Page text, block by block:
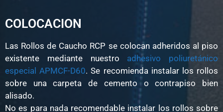
COLOCACION
Las Rollos de Caucho RCP se colocan adheridos al piso
existente mediante nuestro adhesivo poliuretánico
especial APMCF-D60. Se recomienda instalar los rollos
sobre una carpeta de cemento o contrapiso bien
alisado.
No es para nada recomendable instalar los rollos sobre